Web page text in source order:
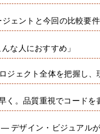
ェントと今回の比較要件
な人におすすめ」
ジェクト全体を把握し、
。品質重視でコードを
デザイン・ビジュアル